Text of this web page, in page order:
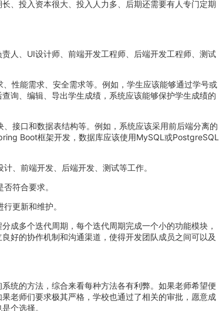
、投入资本很大、投入人力多、后期还需要有人专门定期
人、UI设计师、前端开发工程师、后端开发工程师、测试
性能需求、安全需求等。例如，学生应该能够通过学号或
询、编辑、导出学生成绩，系统应该能够保护学生成绩的
接口和数据表结构等。例如，系统应该采用前后端分离的
Boot框架开发，数据库应该使用MySQL或PostgreSQL
、前端开发、后端开发、测试等工作。
符合要求。
更新和维护。
成多个迭代周期，每个迭代周期完成一个小的功能模块，
好的协作机制和沟通渠道，使得开发团队成员之间可以及
统的方法，综合来看每种方法各有利弊。如果老师希望便
老师们要求极其严格，学校也通过了相关的审批，愿意成
个选择。